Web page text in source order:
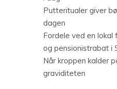
Putteritualer giver
dagen
Fordele ved en
og pensionistrabat i
Når kroppen kalder
graviditeten